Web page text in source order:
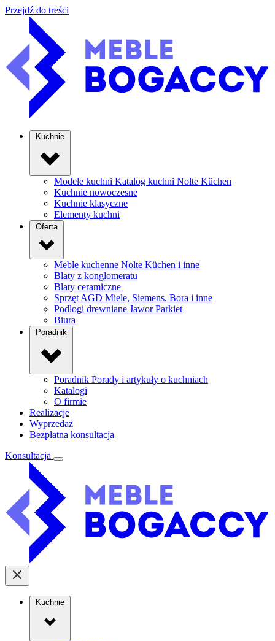
Przejdź do treści
Modele kuchni Katalog kuchni Nolte Küchen
Kuchnie nowoczesne
Kuchnie klasyczne
Elementy kuchni
Oferta
Meble kuchenne Nolte Küchen i inne
Blaty z konglomeratu
Blaty ceramiczne
Sprzęt AGD Miele, Siemens, Bora i inne
Podłogi drewniane Jawor Parkiet
Biura
Poradnik Porady i artykuły o kuchniach
Katalogi
O firmie
Realizacje
Wyprzedaż
Bezpłatna konsultacja
Konsultacja
Kuchnie